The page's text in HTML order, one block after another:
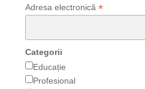
Adresa electronică *
Categorii
Educație
Profesional